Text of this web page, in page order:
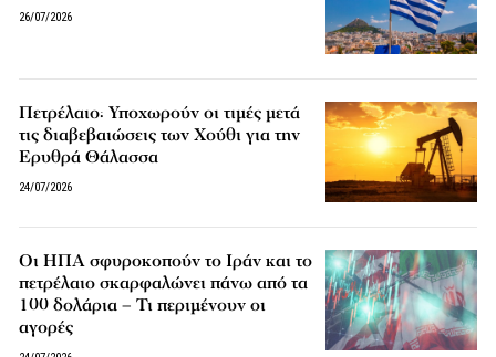
26/07/2026
Πετρέλαιο: Υποχωρούν οι τιμές μετά
τις διαβεβαιώσεις των Χούθι για την
Ερυθρά Θάλασσα
24/07/2026
Οι ΗΠΑ σφυροκοπούν το Ιράν και το
πετρέλαιο σκαρφαλώνει πάνω από τα
100 δολάρια – Τι περιμένουν οι
αγορές